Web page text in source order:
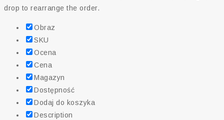
drop to rearrange the order.
Obraz
SKU
Ocena
Cena
Magazyn
Dostępność
Dodaj do koszyka
Description